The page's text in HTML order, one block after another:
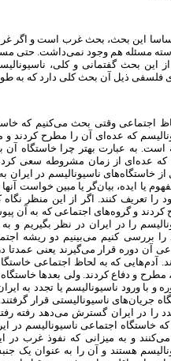
این بحث، بحث غرب است و اگر
مسئله هم وجود نمی‌داشت. حتی
این بحث گفتمانی و کلی،
فلسفی ذیل آن بحث کلی دارد که به
اجتماعی وقتی بحث می‌کنیم که
که عده‌ای آن را مطرح کردند
است. به عبارت بهتر چرا خاستگاه
عده‌ای از زمان مشروطه سعی
خاستگاه‌های ناسیونالیسم در
یا ایده، بیان‌گر یا مبین خواست
را تعریف کنند. اگر از این منظر
و گروه‌های اجتماعی که به آن
را در ایران در نظر بگیریم و
را بررسی کنیم می‌بینیم دو ریشه
آن دوره قرار می‌گیرند یعنی
آد‌م‌هایی که به لحاظ اجتماعی
مطرح و دفاع کردند. ولی بعدها
و با ورود ناسیونالیسم یا تجدد به
جریان‌های ناسیونالیستی قرار
را در ایران گسترش می‌دهد رفته
خاستگاه اجتماعی ناسیونالیسم در
و به میزانی که نفوذ غرب در
هستند و آن را به عنوان یک